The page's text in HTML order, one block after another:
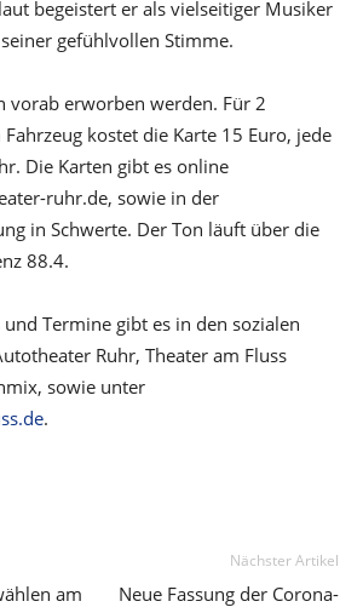
begeistert er als vielseitiger Musiker
gefühlvollen Stimme.
vorab erworben werden. Für 2
kostet die Karte 15 Euro, jede
Die Karten gibt es online
ruhr.de, sowie in der
in Schwerte. Der Ton läuft über die
88.4.
Termine gibt es in den sozialen
Ruhr, Theater am Fluss
sowie unter
.
am
Nächster Artikel
Neue Fassung der Corona-